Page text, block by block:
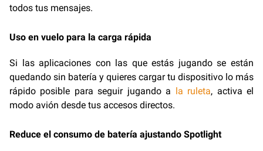
todos tus mensajes.
Uso en vuelo para la carga rápida
Si las aplicaciones con las que estás jugando se están
quedando sin batería y quieres cargar tu dispositivo lo más
rápido posible para seguir jugando a la ruleta, activa el
modo avión desde tus accesos directos.
Reduce el consumo de batería ajustando Spotlight